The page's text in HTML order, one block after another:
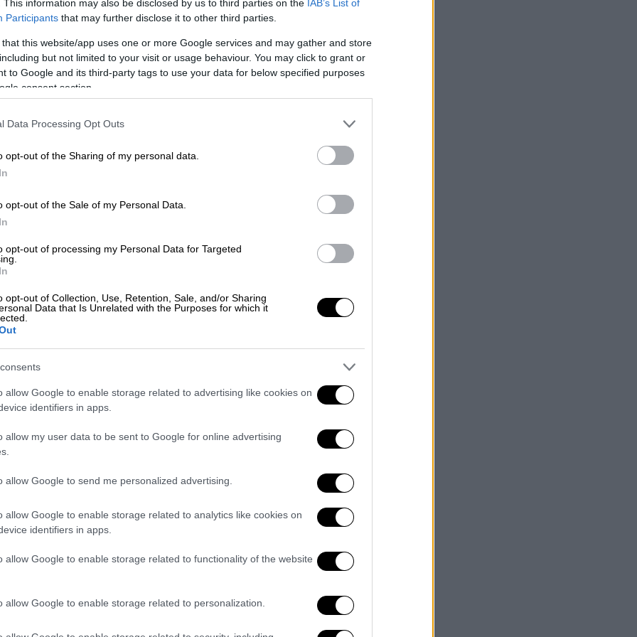
This information may also be disclosed by us to third parties on the IAB’s List of
Participants that may further disclose it to other third parties.
that this website/app uses one or more Google services and may gather and store
but not limited to your visit or usage behaviour. You may click to grant or
to Google and its third-party tags to use your data for below specified purposes
consent section.
Data Processing Opt Outs
opt-out of the Sharing of my personal data.
opt-out of the Sale of my Personal Data.
opt-out of processing my Personal Data for Targeted
opt-out of Collection, Use, Retention, Sale, and/or Sharing
Data that Is Unrelated with the Purposes for which it
allow Google to enable storage related to advertising like cookies on
identifiers in apps.
allow my user data to be sent to Google for online advertising
allow Google to send me personalized advertising.
allow Google to enable storage related to analytics like cookies on
identifiers in apps.
allow Google to enable storage related to functionality of the website
allow Google to enable storage related to personalization.
Ap Photos
ωραίοι και χαρισματικοί, ένα
επιτυχημένων καλλιτεχνών της εποχής.
μια πολλά υποσχόμενη ηθοποιό εκείνο
του!
- οκτώμισι μηνών έγκυος - γευμάτισε με
Λίουις και Τζοάνα Πέτετ, o Πολάνσκι
ηθοποιός δείπνησε στο « El
με τους φίλους της Wojciech Frykowski,
στις 22:30 επέστρεψαν όλοι στο σπίτι
είχε ολοκληρωθεί. Η οικονόμος της
πρωί, κατέρρευσε!